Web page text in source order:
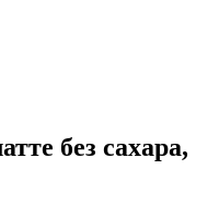
без сахара,